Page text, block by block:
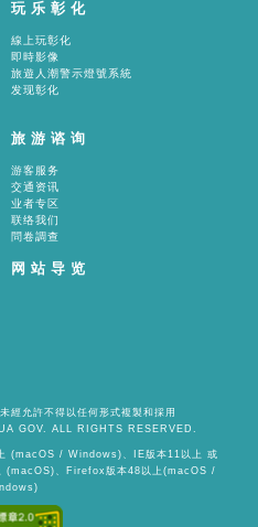
玩乐彰化
線上玩彰化
即時影像
旅遊人潮警示燈號系統
发现彰化
旅游谘询
游客服务
交通资讯
业者专区
联络我们
問卷調查
网站导览
經允許不得以任何形式複製和採用
GOV. ALL RIGHTS RESERVED.
(macOS / Windows)、IE版本11以上 或
(macOS)、Firefox版本48以上(macOS /